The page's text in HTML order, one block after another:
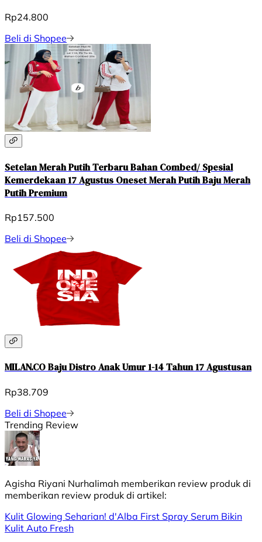
Rp24.800
Beli di Shopee
Setelan Merah Putih Terbaru Bahan Combed/ Spesial
Kemerdekaan 17 Agustus Oneset Merah Putih Baju Merah
Putih Premium
Rp157.500
Beli di Shopee
MILAN.CO Baju Distro Anak Umur 1-14 Tahun 17 Agustusan
Rp38.709
Beli di Shopee
Trending Review
Agisha Riyani Nurhalimah memberikan review produk di
memberikan review produk di artikel:
Kulit Glowing Seharian! d'Alba First Spray Serum Bikin
Kulit Auto Fresh